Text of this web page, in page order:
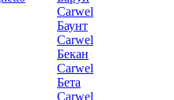
Carwel
Баунт
Carwel
Бекан
Carwel
Бета
Carwel